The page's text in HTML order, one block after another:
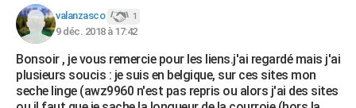
valanzasco 1
9 déc. 2018 à 17:42
Bonsoir , je vous remercie pour les liens.j'ai regardé mais j'ai
plusieurs soucis : je suis en belgique, sur ces sites mon
seche linge (awz9960 n'est pas repris ou alors j'ai des sites